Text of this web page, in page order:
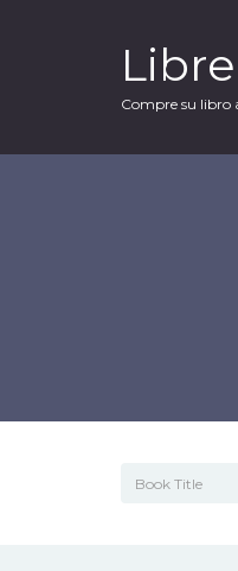
Compre su libro